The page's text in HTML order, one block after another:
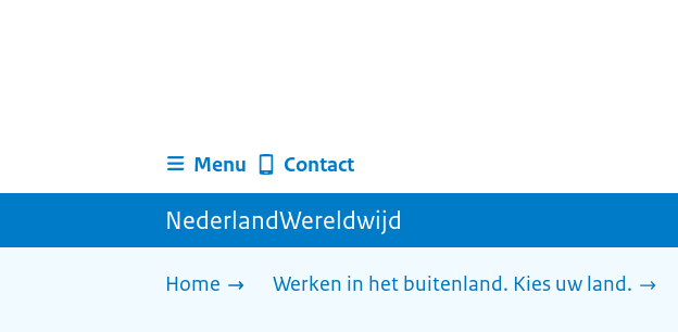
Menu Contact
NederlandWereldwijd
Home Werken in het buitenland. Kies uw land.